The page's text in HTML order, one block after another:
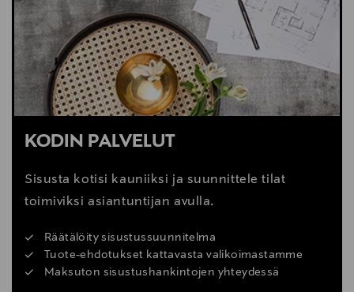
mail@karupdesign.com
KODIN PALVELUT
Sisusta kotisi kauniiksi ja suunnittele tilat
toimiviksi asiantuntijan avulla.
Räätälöity sisustussuunnitelma
Tuote-ehdotukset kattavasta valikoimastamme
Maksuton sisustushankintojen yhteydessä